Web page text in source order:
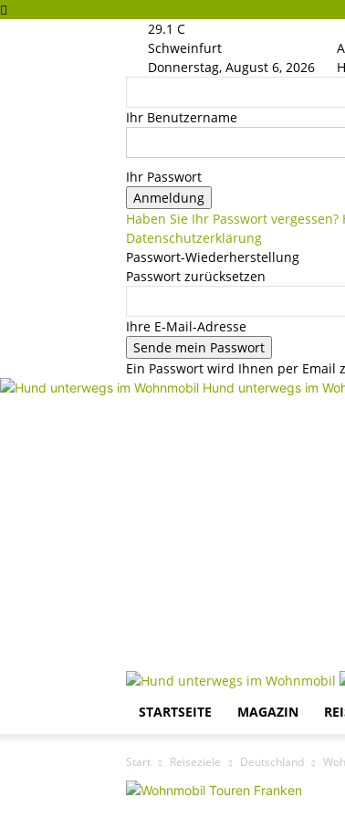
29.1 C
Schweinfurt
Donnerstag, August 6, 2026
Ihr Benutzername
Ihr Passwort
Haben Sie Ihr Passwort
Datenschutzerklärung
Passwort-Wiederherstellung
Passwort zurücksetzen
Ihre E-Mail-Adresse
Ein Passwort wird Ihnen per Email
Hund unterwegs im
STARTSEITE MAGAZIN
Start Reiseziele Deutschland